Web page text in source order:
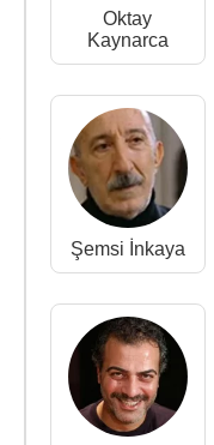
Oktay
Kaynarca
Şemsi İnkaya